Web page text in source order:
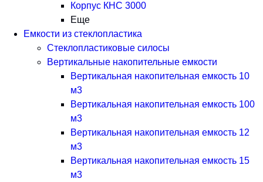
Корпус КНС 3000
Еще
Емкости из стеклопластика
Стеклопластиковые силосы
Вертикальные накопительные емкости
Вертикальная накопительная емкость 10
м3
Вертикальная накопительная емкость 100
м3
Вертикальная накопительная емкость 12
м3
Вертикальная накопительная емкость 15
м3